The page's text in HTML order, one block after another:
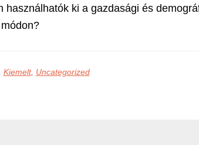
ki a gazdasági és
Kiemelt, Uncategorized